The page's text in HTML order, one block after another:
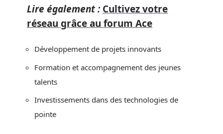
Lire également : Cultivez votre
réseau grâce au forum Ace
Développement de projets innovants
Formation et accompagnement des jeunes
talents
Investissements dans des technologies de
pointe